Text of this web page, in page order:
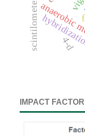
4-d
IMPACT FACTOR